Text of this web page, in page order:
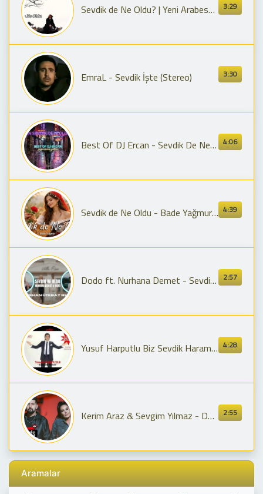
3:29
Sevdik de Ne Oldu? | Yeni Arabesk Şarkı 2026 (Official Music) Mixi Sound
3:30
EmraL - Sevdik İşte (Stereo)
4:06
Best Of DJ Ercan - Sevdik De Ne Oldu Be Gözüm Pınarıma Gelsin (Karaman Arabesk)
4:39
Sevdik de Ne Oldu - Bade Yağmur - Aşka Dair Sitem Türküsü
2:57
Dodo ft. Nurhana Demet - Sevdik Ne Oldu ( Metehan Ütebay Remix )
4:28
Yusuf Harputlu Biz Sevdik Haram Oldu
2:55
Kerim Araz & Sevgim Yılmaz - Dayanamıyorum
Aramalar